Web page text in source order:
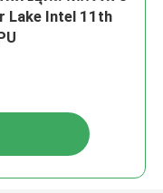
Lake Intel 11th